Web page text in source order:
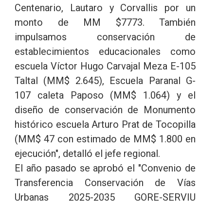
Centenario, Lautaro y Corvallis por un
monto de MM $7773. También
impulsamos conservación de
establecimientos educacionales como
escuela Víctor Hugo Carvajal Meza E-105
Taltal (MM$ 2.645), Escuela Paranal G-
107 caleta Paposo (MM$ 1.064) y el
diseño de conservación de Monumento
histórico escuela Arturo Prat de Tocopilla
(MM$ 47 con estimado de MM$ 1.800 en
ejecución", detalló el jefe regional.
El año pasado se aprobó el "Convenio de
Transferencia Conservación de Vías
Urbanas 2025-2035 GORE-SERVIU